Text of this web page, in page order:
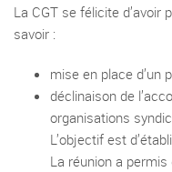
La CGT se félicite d’avoir
savoir :
mise en place d’un
déclinaison de
organisations
L’objectif est
La réunion a permis